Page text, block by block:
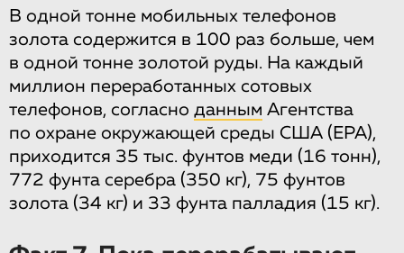
В одной тонне мобильных телефонов
золота содержится в 100 раз больше, чем
в одной тонне золотой руды. На каждый
миллион переработанных сотовых
телефонов, согласно данным Агентства
по охране окружающей среды США (EPA),
приходится 35 тыс. фунтов меди (16 тонн),
772 фунта серебра (350 кг), 75 фунтов
золота (34 кг) и 33 фунта палладия (15 кг).